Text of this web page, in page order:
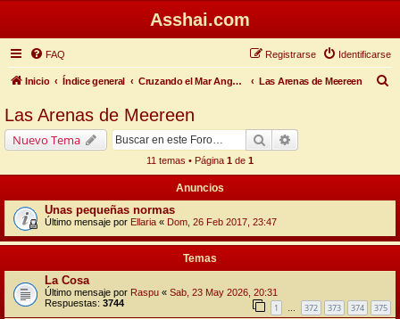
Asshai.com
FAQ Identificarse
Registrarse
Inicio Índice general Cruzando el Mar Angosto Las Arenas de Meereen
Las Arenas de Meereen
Nuevo Tema Buscar
11 temas • Página 1 de 1
Anuncios
Unas pequeñas normas
Último mensaje por Ellaria « Dom, 26 Feb 2017, 23:47
Temas
La Cosa
Último mensaje por Raspu « Sab, 23 May 2026, 20:31
Respuestas: 3744 1 … 372 373 374 375